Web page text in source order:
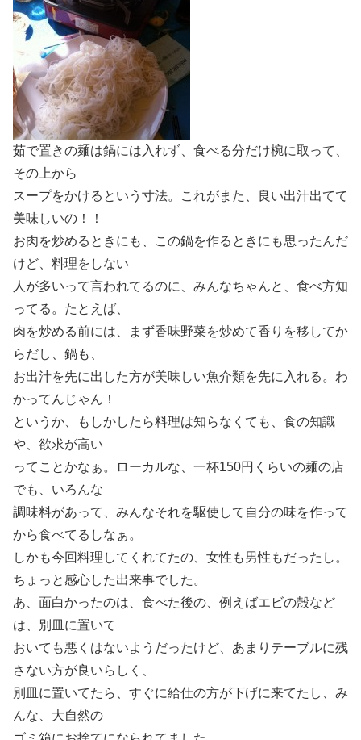
茹で置きの麺は鍋には入れず、食べる分だけ椀に取って、
その上から
スープをかけるという寸法。これがまた、良い出汁出てて
美味しいの！！
お肉を炒めるときにも、この鍋を作るときにも思ったんだ
けど、料理をしない
人が多いって言われてるのに、みんなちゃんと、食べ方知
ってる。たとえば、
肉を炒める前には、まず香味野菜を炒めて香りを移してか
らだし、鍋も、
お出汁を先に出した方が美味しい魚介類を先に入れる。わ
かってんじゃん！
というか、もしかしたら料理は知らなくても、食の知識
や、欲求が高い
ってことかなぁ。ローカルな、一杯150円くらいの麺の店
でも、いろんな
調味料があって、みんなそれを駆使して自分の味を作って
から食べてるしなぁ。
しかも今回料理してくれてたの、女性も男性もだったし。
ちょっと感心した出来事でした。
あ、面白かったのは、食べた後の、例えばエビの殻など
は、別皿に置いて
おいても悪くはないようだったけど、あまりテーブルに残
さない方が良いらしく、
別皿に置いてたら、すぐに給仕の方が下げに来てたし、み
んな、大自然の